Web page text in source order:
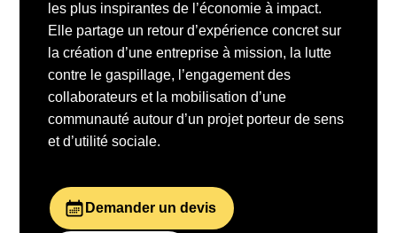
les plus inspirantes de l’économie à impact.
Elle partage un retour d’expérience concret sur
la création d’une entreprise à mission, la lutte
contre le gaspillage, l’engagement des
collaborateurs et la mobilisation d’une
communauté autour d’un projet porteur de sens
et d’utilité sociale.
Demander un devis